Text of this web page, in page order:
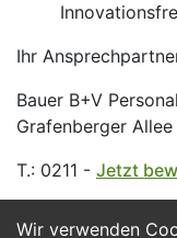
Wir verwenden
Ihr
Bauer B+V
Grafenberger Allee
T.: 0211 - Jetzt